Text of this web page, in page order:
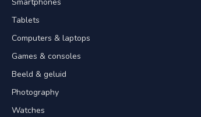
Tablets
Computers & laptops
Games & consoles
Beeld & geluid
Photography
Watches